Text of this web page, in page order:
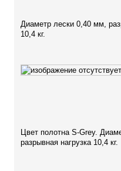
Диаметр лески 0,40 мм,
10,4 кг.
Цвет полотна S-Grey.
разрывная нагрузка 10,4 кг.